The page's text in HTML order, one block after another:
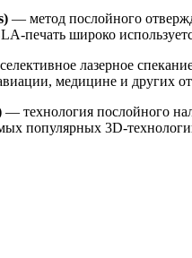
— метод послойного
печать широко
лазерное
медицине и других
— технология послойного
популярных 3D-